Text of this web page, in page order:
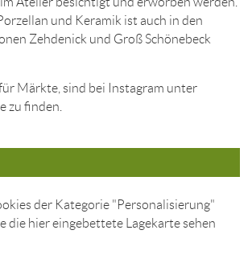
und Keramik ist auch in den
Zehdenick und Groß Schönebeck
Märkte, sind bei Instagram unter
zu finden.
der Kategorie "Personalisierung"
die hier eingebettete Lagekarte sehen